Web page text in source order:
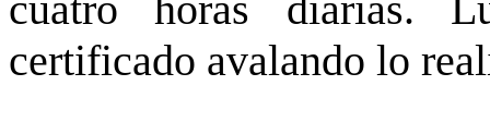
certificado avalando lo